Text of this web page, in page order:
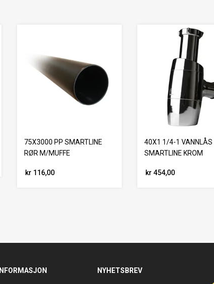
75X3000 PP SMARTLINE
RØR M/MUFFE
kr 116,00
40X1 1/4-1 VANNLÅS
SMARTLINE KROM
kr 454,00
INFORMASJON NYHETSBREV